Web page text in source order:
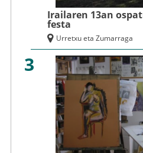
Irailaren 13an
festa
Urretxu eta Zumarraga
3